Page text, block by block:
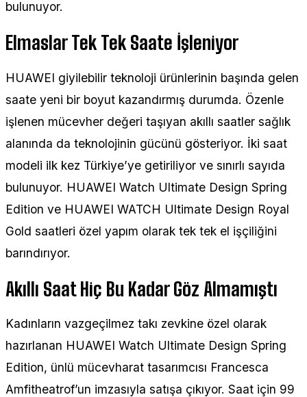
bulunuyor.
Elmaslar Tek Tek Saate İşleniyor
HUAWEI giyilebilir teknoloji ürünlerinin başında gelen
saate yeni bir boyut kazandırmış durumda. Özenle
işlenen mücevher değeri taşıyan akıllı saatler sağlık
alanında da teknolojinin gücünü gösteriyor. İki saat
modeli ilk kez Türkiye’ye getiriliyor ve sınırlı sayıda
bulunuyor. HUAWEI Watch Ultimate Design Spring
Edition ve HUAWEI WATCH Ultimate Design Royal
Gold saatleri özel yapım olarak tek tek el işçiliğini
barındırıyor.
Akıllı Saat Hiç Bu Kadar Göz Almamıştı
Kadınların vazgeçilmez takı zevkine özel olarak
hazırlanan HUAWEI Watch Ultimate Design Spring
Edition, ünlü mücevharat tasarımcısı Francesca
Amfitheatrof’un imzasıyla satışa çıkıyor. Saat için 99